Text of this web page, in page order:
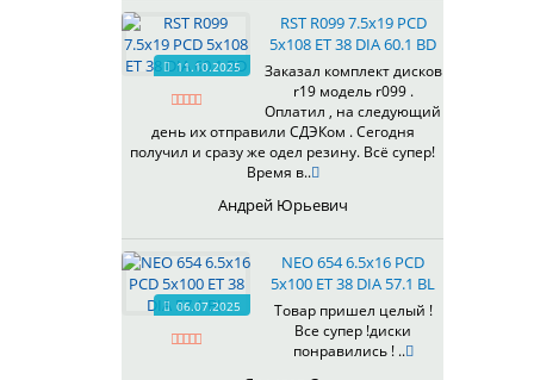
438
503
505
508
511
528
529
530
531
11.10.2025
RST R099 7.5x19 PCD
5x108 ET 38 DIA 60.1 BD
Заказал комплект дисков
r19 модель r099 .
Оплатил , на следующий
день их отправили СДЭКом . Сегодня
получил и сразу же одел резину. Всё супер!
Время в..
Андрей Юрьевич
06.07.2025
NEO 654 6.5x16 PCD
5x100 ET 38 DIA 57.1 BL
Товар пришел целый !
Все супер !диски
понравились ! ..